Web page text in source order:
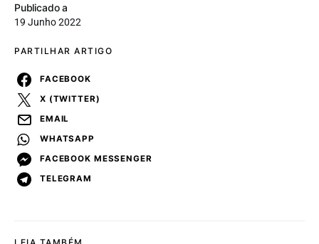
Publicado a
19 Junho 2022
PARTILHAR ARTIGO
FACEBOOK
X (TWITTER)
EMAIL
WHATSAPP
FACEBOOK MESSENGER
TELEGRAM